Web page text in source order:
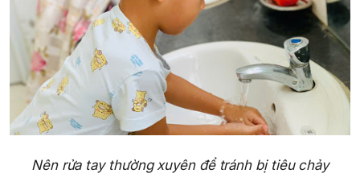
Nên rửa tay thường xuyên để tránh bị tiêu chảy